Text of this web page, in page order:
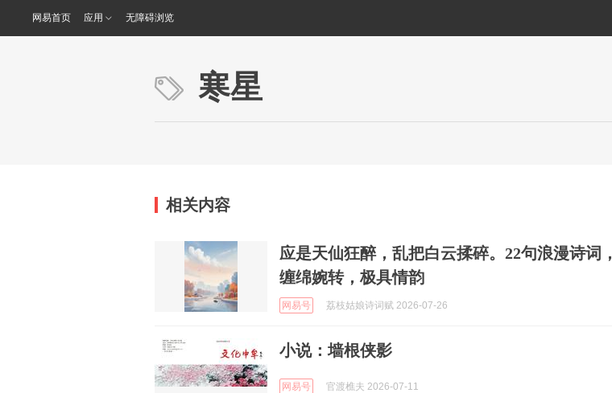
网易首页 应用 无障碍浏览
寒星
相关内容
应是天仙狂醉，乱把白云揉碎。22句浪漫诗词，
缠绵婉转，极具情韵
网易号 荔枝姑娘诗词赋 2026-07-26
小说：墙根侠影
网易号 官渡樵夫 2026-07-11